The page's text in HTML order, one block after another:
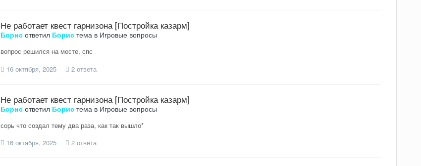
Не работает квест гарнизона [Постройка казарм]
Борисответил Бористема в Игровые вопросы
вопрос решился на месте, спс
16 октября, 2025
2 ответа
Не работает квест гарнизона [Постройка казарм]
Борисответил Бористема в Игровые вопросы
сорь что создал тему два раза, как так вышло*
16 октября, 2025
2 ответа